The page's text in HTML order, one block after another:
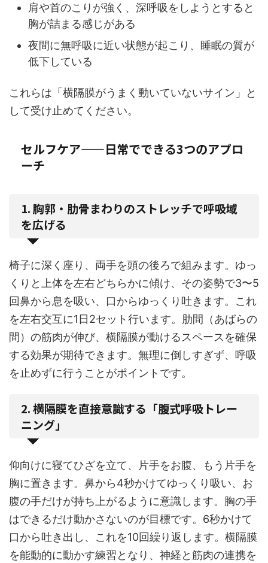
肩や首のこりが強く、深呼吸をしようとすると
胸が詰まる感じがある
夜間に無呼吸に近い状態が起こり、睡眠の質が
低下している
これらは「横隔膜がうまく動いていないサイン」と
して受け止めてください。
セルフケア——日常でできる3つのアプロ
ーチ
1. 胸郭・肋骨まわりのストレッチで呼吸域
を広げる
椅子に深く座り、両手を頭の後ろで組みます。ゆっ
くりと上体を左右どちらかに傾け、その姿勢で3〜5
回鼻から息を吸い、口からゆっくり吐きます。これ
を左右交互に1日2セット行います。肋間（あばらの
間）の筋肉が伸び、横隔膜が動けるスペースを確保
する効果が期待できます。無理に倒しすぎず、呼吸
を止めずに行うことがポイントです。
2. 横隔膜を直接意識する「腹式呼吸トレー
ニング」
仰向けに寝てひざを立て、片手をお腹、もう片手を
胸に置きます。鼻から4秒かけてゆっくり吸い、お
腹の手だけが持ち上がるように意識します。胸の手
はできるだけ動かさないのが目標です。6秒かけて
口から吐き出し、これを10回繰り返します。横隔膜
を能動的に動かす練習となり、神経と筋肉の連携を